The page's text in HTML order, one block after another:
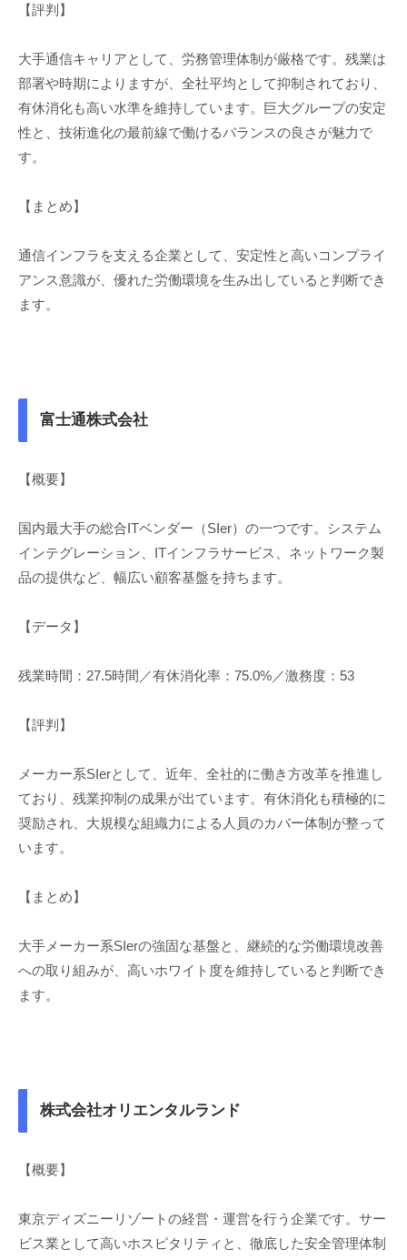
【評判】
大手通信キャリアとして、労務管理体制が厳格です。残業は
部署や時期によりますが、全社平均として抑制されており、
有休消化も高い水準を維持しています。巨大グループの安定
性と、技術進化の最前線で働けるバランスの良さが魅力で
す。
【まとめ】
通信インフラを支える企業として、安定性と高いコンプライ
アンス意識が、優れた労働環境を生み出していると判断でき
ます。
富士通株式会社
【概要】
国内最大手の総合ITベンダー（SIer）の一つです。システム
インテグレーション、ITインフラサービス、ネットワーク製
品の提供など、幅広い顧客基盤を持ちます。
【データ】
残業時間：27.5時間／有休消化率：75.0%／激務度：53
【評判】
メーカー系SIerとして、近年、全社的に働き方改革を推進し
ており、残業抑制の成果が出ています。有休消化も積極的に
奨励され、大規模な組織力による人員のカバー体制が整って
います。
【まとめ】
大手メーカー系SIerの強固な基盤と、継続的な労働環境改善
への取り組みが、高いホワイト度を維持していると判断でき
ます。
株式会社オリエンタルランド
【概要】
東京ディズニーリゾートの経営・運営を行う企業です。サー
ビス業として高いホスピタリティと、徹底した安全管理体制